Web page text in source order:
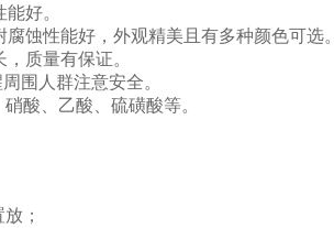
好。
蚀性能好，外观精美且有多种颜色可选。
质量有保证。
围人群注意安全。
酸、乙酸、硫磺酸等。
；